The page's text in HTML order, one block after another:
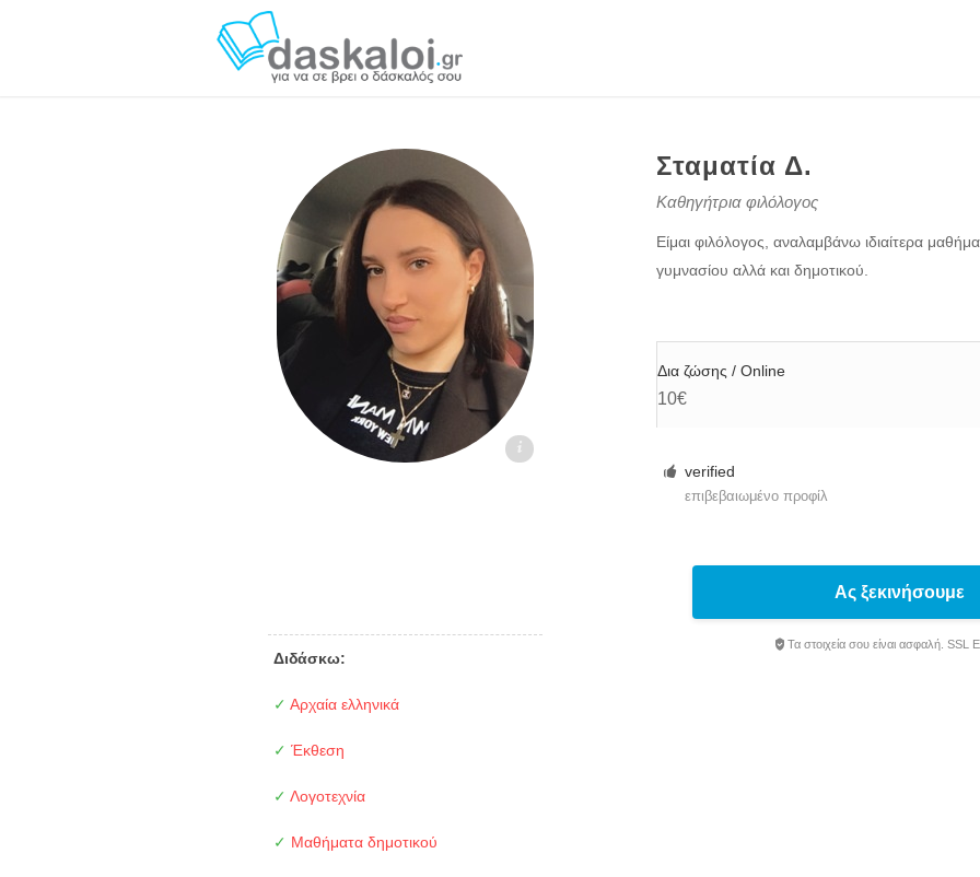
Σταματία Δ. - daskaloi.gr
Σταματία Δ.
Καθηγήτρια φιλόλογος
Είμαι φιλόλογος, αναλαμβάνω ιδιαίτερα
γυμνασίου αλλά και δημοτικού.
Δια ζώσης / Online
10€
verified
επιβεβαιωμένο προφίλ
Διδάσκω:
✓ Αρχαία ελληνικά
✓ Έκθεση
✓ Λογοτεχνία
✓ Μαθήματα δημοτικού
Ας ξεκινήσουμε
Τα στοιχεία σου είναι ασφαλή. SSL